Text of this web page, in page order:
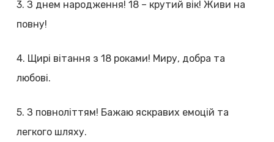
3. З днем народження! 18 – крутий вік! Живи на
повну!
4. Щирі вітання з 18 роками! Миру, добра та
любові.
5. З повноліттям! Бажаю яскравих емоцій та
легкого шляху.